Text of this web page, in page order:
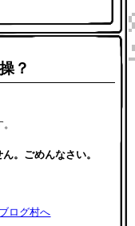
？
。ごめんなさい。